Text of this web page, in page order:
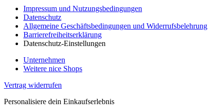
Impressum und Nutzungsbedingungen
Datenschutz
Allgemeine Geschäftsbedingungen und Widerrufsbelehrung
Barrierefreiheitserklärung
Datenschutz-Einstellungen
Unternehmen
Weitere nice Shops
Vertrag widerrufen
Personalisiere dein Einkaufserlebnis